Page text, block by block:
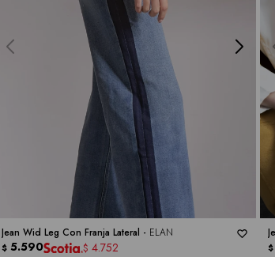
Jean Wid Leg Con Franja Lateral - ELAN
$ 5.590 $ 4.752 $